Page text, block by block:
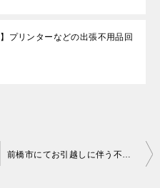
プリンターなどの出張不用品回
前橋市にてお引越しに伴う不用品回収（ソファー、家庭ゴミ、その他微調整）のご依頼 クリタ様の声